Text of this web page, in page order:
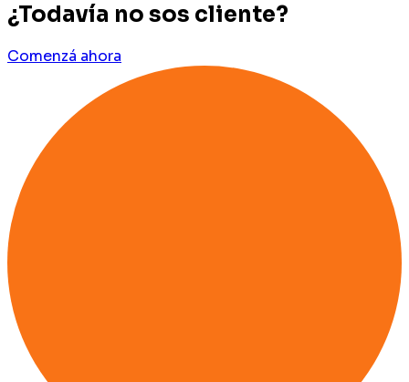
¿Todavía no sos cliente?
Comenzá ahora